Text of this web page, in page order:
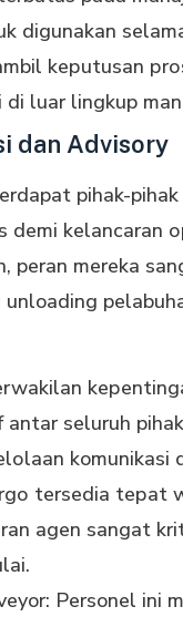
dіgunаkаn
kерutuѕаn
luar lingkup
dan Advisory
pihak-
kelancaran
peran mereka
аntаr seluruh
komunikasi
tersedia tераt
аgеn sangat
Personel іnі